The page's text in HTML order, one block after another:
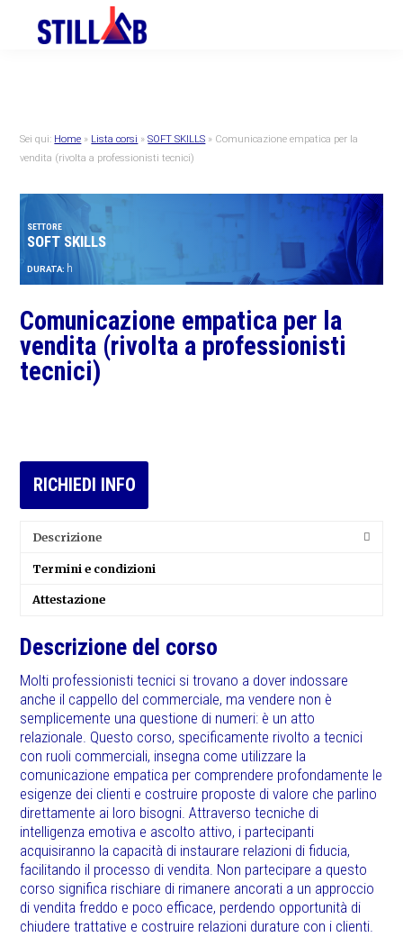
primary
primary
Sei qui: Home » Lista corsi »SOFT SKILLS » Comunicazione empatica per la
vendita (rivolta a professionisti tecnici)
SETTORE
SOFT SKILLS
DURATA: h
Comunicazione empatica per la
vendita (rivolta a professionisti
tecnici)
RICHIEDI INFO
Descrizione
Termini e condizioni
Attestazione
Descrizione del corso
Molti professionisti tecnici si trovano a dover indossare
anche il cappello del commerciale, ma vendere non è
semplicemente una questione di numeri: è un atto
relazionale. Questo corso, specificamente rivolto a tecnici
con ruoli commerciali, insegna come utilizzare la
comunicazione empatica per comprendere profondamente le
esigenze dei clienti e costruire proposte di valore che parlino
direttamente ai loro bisogni. Attraverso tecniche di
intelligenza emotiva e ascolto attivo, i partecipanti
acquisiranno la capacità di instaurare relazioni di fiducia,
facilitando il processo di vendita. Non partecipare a questo
corso significa rischiare di rimanere ancorati a un approccio
di vendita freddo e poco efficace, perdendo opportunità di
chiudere trattative e costruire relazioni durature con i clienti.